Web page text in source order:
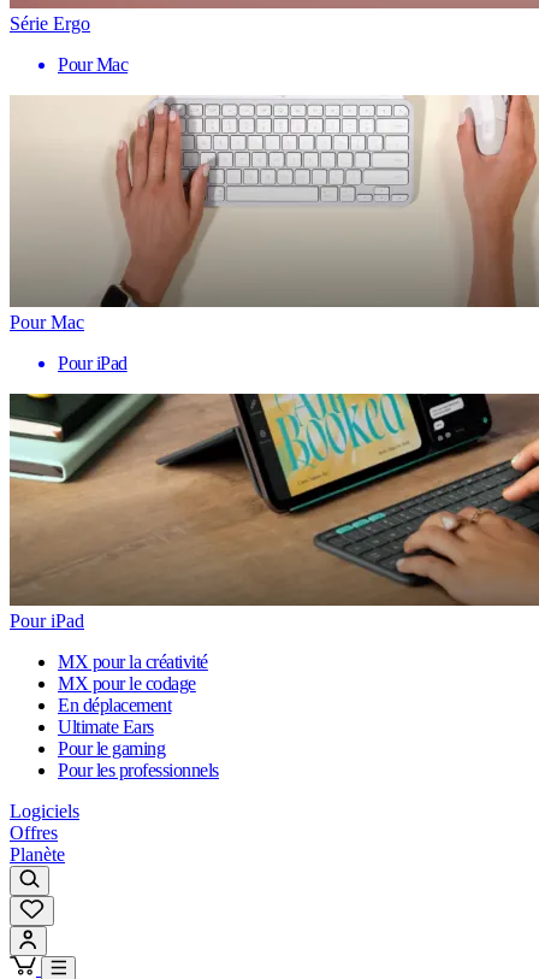
Série Ergo
Pour Mac
Pour Mac
Pour iPad
Pour iPad
MX pour la créativité
MX pour le codage
En déplacement
Ultimate Ears
Pour le gaming
Pour les professionnels
Logiciels
Offres
Planète